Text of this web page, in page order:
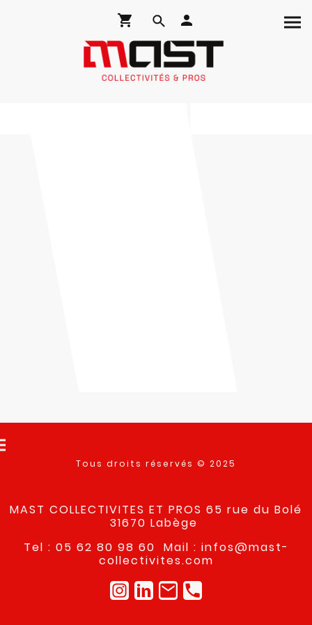
Tous droits réservés © 2025
MAST COLLECTIVITES ET PROS 65 rue du Bolé
31670 Labège
Tel : 05 62 80 98 60 Mail : infos@mast-
collectivites.com